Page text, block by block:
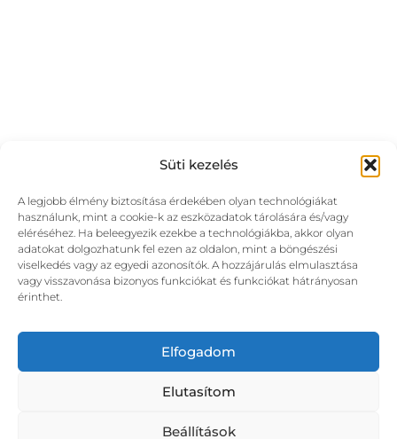
Süti kezelés
A legjobb élmény biztosítása érdekében olyan technológiákat
használunk, mint a cookie-k az eszközadatok tárolására és/vagy
eléréséhez. Ha beleegyezik ezekbe a technológiákba, akkor olyan
adatokat dolgozhatunk fel ezen az oldalon, mint a böngészési
viselkedés vagy az egyedi azonosítók. A hozzájárulás elmulasztása
vagy visszavonása bizonyos funkciókat és funkciókat hátrányosan
érinthet.
Elfogadom
Elutasítom
Beállítások